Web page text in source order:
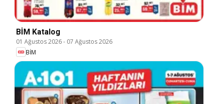
BİM Katalog
01 Ağustos 2026- 07 Ağustos 2026
BİM